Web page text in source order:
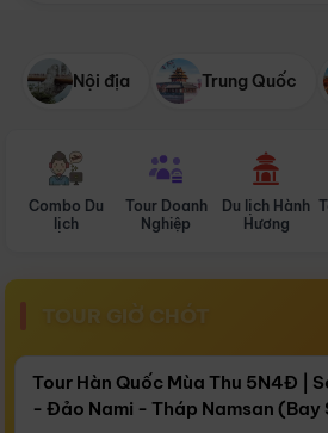
Nội địa Trung Quốc
Combo Du
lịch
Tour Doanh
Nghiệp
Du lịch Hành
Hương
TOUR GIỜ CHÓT
Còn16 ngày 07:03:07
Bay Sun Phuquoc Airways
Tour Hàn Quốc Mùa Thu 5N4Đ |
- Đảo Nami - Tháp Namsan (Bay